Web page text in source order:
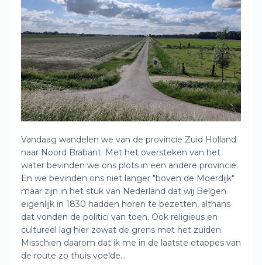
Vandaag wandelen we van de provincie Zuid Holland
naar Noord Brabant. Met het oversteken van het
water bevinden we ons plots in een andere provincie.
En we bevinden ons niet langer "boven de Moerdijk"
maar zijn in het stuk van Nederland dat wij Belgen
eigenlijk in 1830 hadden horen te bezetten, althans
dat vonden de politici van toen. Ook religieus en
cultureel lag hier zowat de grens met het zuiden.
Misschien daarom dat ik me in de laatste etappes van
de route zo thuis voelde...